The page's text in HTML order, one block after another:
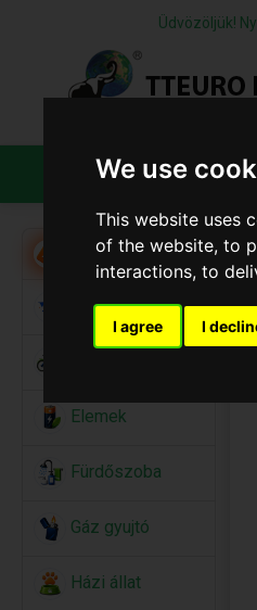
We use
This website uses
of the website,to
interactions,to
I agree I
Üdvözöljük!
TERMÉKEK
Akció
Alkalmi Kellékek
Elemek
Fürdőszoba
Gáz gyujtó
Házi állat